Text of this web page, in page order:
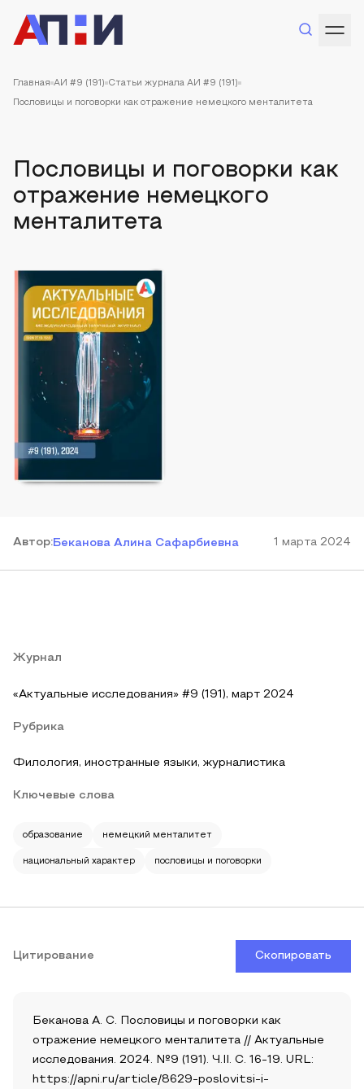
Главная АИ #9 (191) Статьи журнала АИ #9 (191)
Пословицы и поговорки как отражение немецкого менталитета
Пословицы и поговорки как
отражение немецкого
менталитета
Автор:Беканова Алина Сафарбиевна 1 марта 2024
Журнал
«Актуальные исследования» #9 (191), март 2024
Рубрика
Филология, иностранные языки, журналистика
Ключевые слова
образование немецкий менталитет
национальный характер пословицы и поговорки
Цитирование Скопировать
Беканова А. С. Пословицы и поговорки как
отражение немецкого менталитета // Актуальные
исследования. 2024. №9 (191). Ч.II. С. 16-19. URL:
https://apni.ru/article/8629-poslovitsi-i-